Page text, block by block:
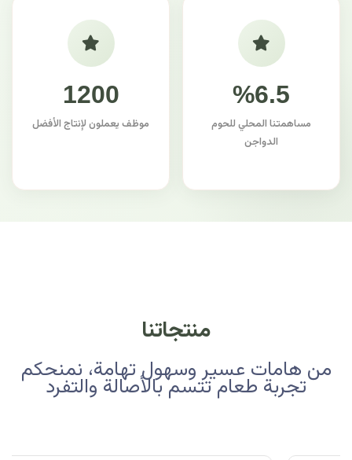
%6.5
مساهمتنا المحلي للحوم
الدواجن
1200
موظف يعملون لإنتاج الأفضل
منتجاتنا
من هامات عسير وسهول تهامة، نمنحكم
تجربة طعام تتسم بالأصالة والتفرد